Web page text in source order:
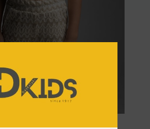
266040 Μπεζ-Χρυσό